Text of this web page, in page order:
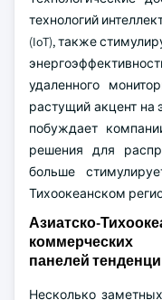
технологий
(IoT), также
удаленного
растущий акцент на
побуждает
решения для
больше
Тихоокеанском
Азиатско-
панелей
Несколько